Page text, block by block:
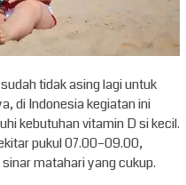
tidak asing lagi untuk
di Indonesia kegiatan ini
kebutuhan vitamin D si kecil.
pukul 07.00–09.00,
matahari yang cukup.